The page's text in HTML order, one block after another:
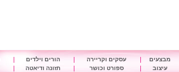
מבצעים עסקים וקריירה הורים וילדים
עיצוב ספורט וכושר תזונה ודיאטה